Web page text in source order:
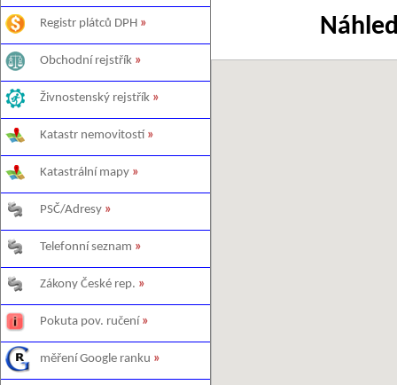
Registr plátců DPH »
Obchodní rejstřík »
Živnostenský rejstřík »
Katastr nemovitostí »
Katastrální mapy »
PSČ/Adresy »
Telefonní seznam »
Zákony České rep. »
Pokuta pov. ručení »
měření Google ranku »